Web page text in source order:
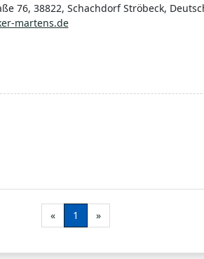
und Sichtungstermin ist dabei
76, 38822, Schachdorf Ströbeck,
martens.de
« 1 »